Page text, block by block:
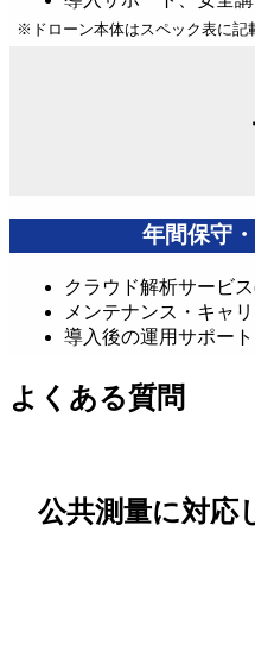
※ドローン本体はスペック表に記
年間保守
クラウド解析サービ
メンテナンス・キャ
導入後の運用サポート
よくある質問
公共測量に対応